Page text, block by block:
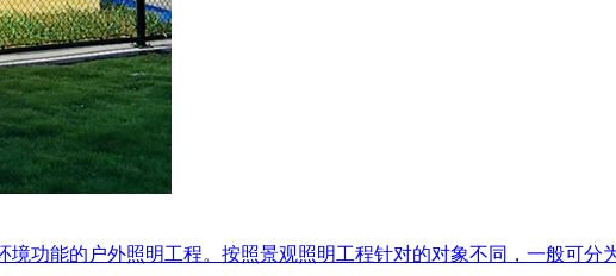
能的户外照明工程。按照景观照明工程针对的对象不同，一般可分为